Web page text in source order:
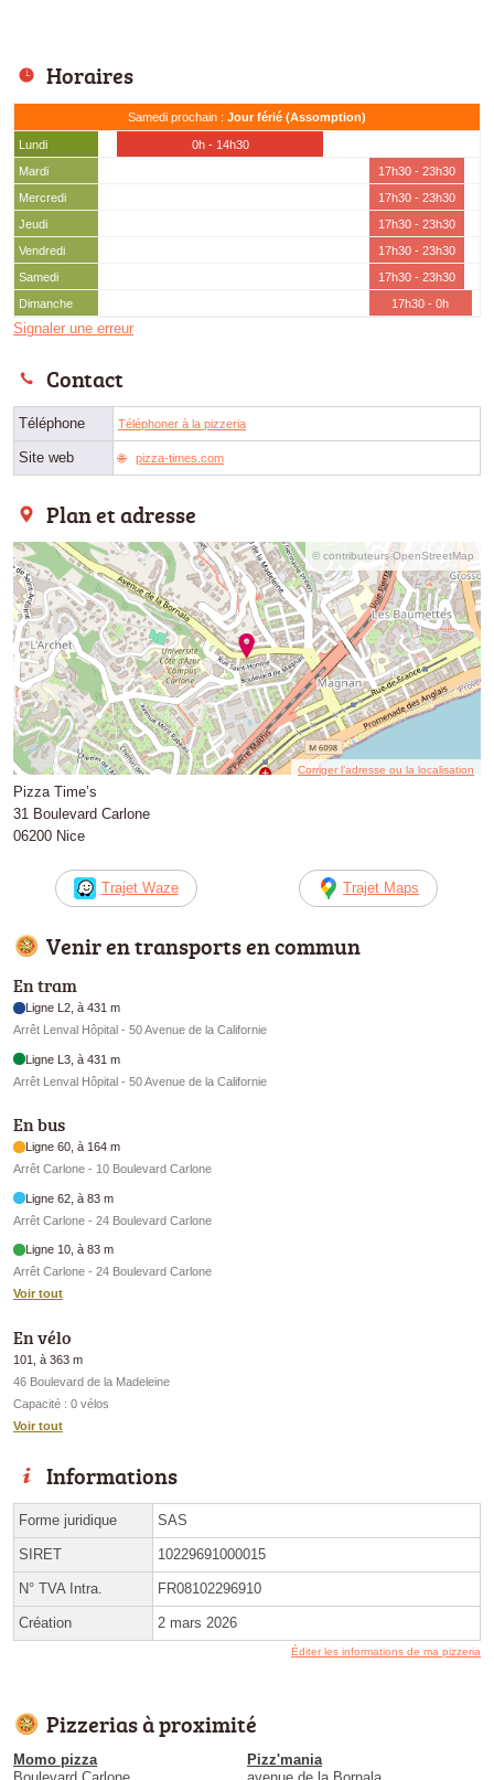
Horaires
Samedi prochain : Jour férié (Assomption)
Lundi
0h - 14h30
Mardi
17h30 - 23h30
Mercredi
17h30 - 23h30
Jeudi
17h30 - 23h30
Vendredi
17h30 - 23h30
Samedi
17h30 - 23h30
Dimanche
17h30 - 0h
Signaler une erreur
Contact
Téléphone Téléphoner à la pizzeria
Site web pizza-times.com
Plan et adresse
© contributeurs OpenStreetMap
Corriger l’adresse ou la localisation
Pizza Time’s
31 Boulevard Carlone
06200 Nice
Trajet Waze Trajet Maps
Venir en transports en commun
En tram
Ligne L2, à 431 m
Arrêt Lenval Hôpital - 50 Avenue de la Californie
Ligne L3, à 431 m
Arrêt Lenval Hôpital - 50 Avenue de la Californie
En bus
Ligne 60, à 164 m
Arrêt Carlone - 10 Boulevard Carlone
Ligne 62, à 83 m
Arrêt Carlone - 24 Boulevard Carlone
Ligne 10, à 83 m
Arrêt Carlone - 24 Boulevard Carlone
Voir tout
En vélo
101, à 363 m
46 Boulevard de la Madeleine
Capacité : 0 vélos
Voir tout
Informations
Forme juridique SAS
SIRET 10229691000015
N° TVA Intra. FR08102296910
Création 2 mars 2026
Éditer les informations de ma pizzeria
Pizzerias à proximité
Momo pizza
Pizz'mania